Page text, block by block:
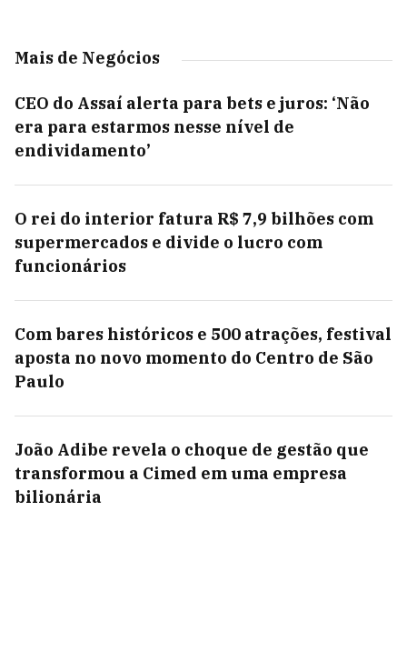
Mais de Negócios
CEO do Assaí alerta para bets e juros: ‘Não
era para estarmos nesse nível de
endividamento’
O rei do interior fatura R$ 7,9 bilhões com
supermercados e divide o lucro com
funcionários
Com bares históricos e 500 atrações, festival
aposta no novo momento do Centro de São
Paulo
João Adibe revela o choque de gestão que
transformou a Cimed em uma empresa
bilionária